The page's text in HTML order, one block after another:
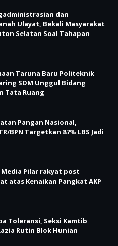
dan
Ulayat, Bekali Masyarakat
Selatan Soal Tahapan
Taruna Baru Politeknik
SDM Unggul Bidang
Tata Ruang
Pangan Nasional,
BPN Targetkan 87% LBS Jadi
Media Pilar rakyat post
atas Kenaikan Pangkat AKP
Toleransi, Seksi Kamtib
Rutin Blok Hunian